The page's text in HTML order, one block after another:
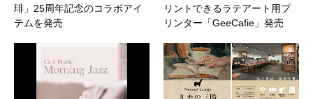
琲」25周年記念のコラボアイ
テムを発売
リントできるラテアート用プ
リンター「GeeCafie」発売